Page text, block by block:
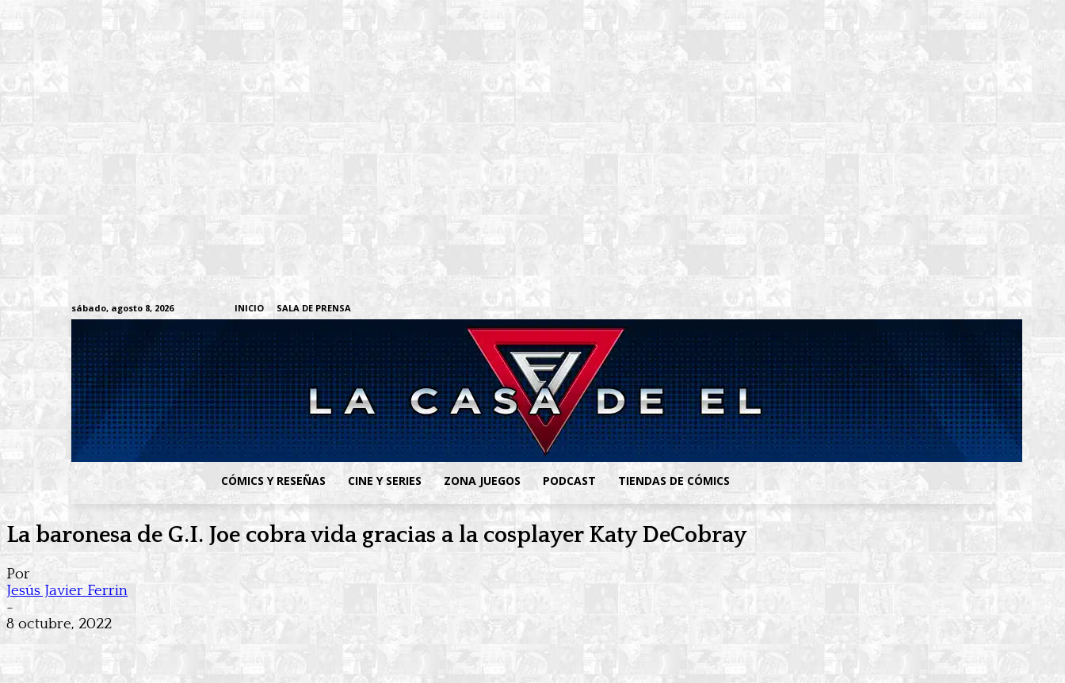
sábado, agosto 8, 2026 INICIO SALA DE PRENSA
CÓMICS Y RESEÑAS CINE Y SERIES ZONA JUEGOS PODCAST TIENDAS DE CÓMICS
La baronesa de G.I. Joe cobra vida gracias a la cosplayer Katy DeCobray
Por
Jesús Javier Ferrin
-
8 octubre, 2022